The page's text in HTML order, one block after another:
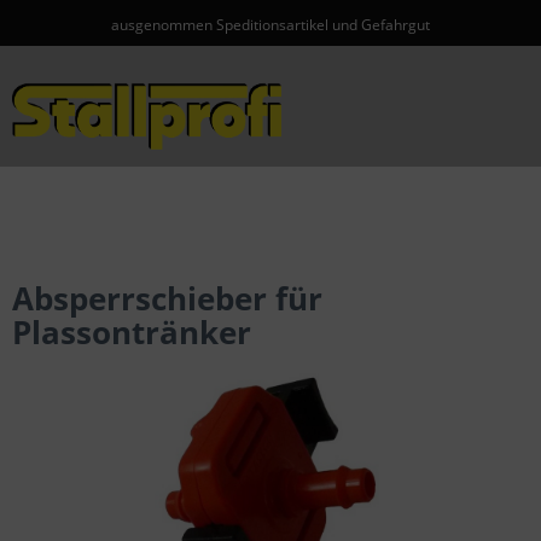
ausgenommen Speditionsartikel und Gefahrgut
Absperrschieber für
Plassontränker